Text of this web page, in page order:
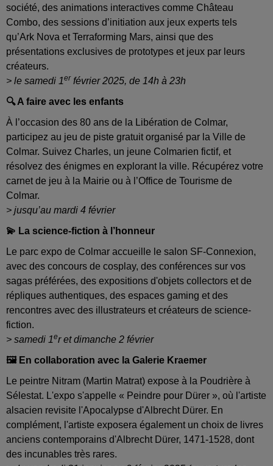
société, des animations interactives comme Château
Combo, des sessions d’initiation aux jeux experts tels
qu’Ark Nova et Terraforming Mars, ainsi que des
présentations exclusives de prototypes et jeux par leurs
créateurs.
> le samedi 1er février 2025, de 14h à 23h
🔍 A faire avec les enfants
À l’occasion des 80 ans de la Libération de Colmar,
participez au jeu de piste gratuit organisé par la Ville de
Colmar. Suivez Charles, un jeune Colmarien fictif, et
résolvez des énigmes en explorant la ville. Récupérez votre
carnet de jeu à la Mairie ou à l’Office de Tourisme de
Colmar.
> jusqu’au mardi 4 février
💫 La science-fiction à l’honneur
Le parc expo de Colmar accueille le salon SF-Connexion,
avec des concours de cosplay, des conférences sur vos
sagas préférées, des expositions d'objets collectors et de
répliques authentiques, des espaces gaming et des
rencontres avec des illustrateurs et créateurs de science-
fiction.
> samedi 1er et dimanche 2 février
🖼️ En collaboration avec la Galerie Kraemer
Le peintre Nitram (Martin Matrat) expose à la Poudrière à
Sélestat. L'expo s'appelle « Peindre pour Dürer », où l'artiste
alsacien revisite l'Apocalypse d'Albrecht Dürer. En
complément, l'artiste exposera également un choix de livres
anciens contemporains d'Albrecht Dürer, 1471-1528, dont
des incunables très rares.